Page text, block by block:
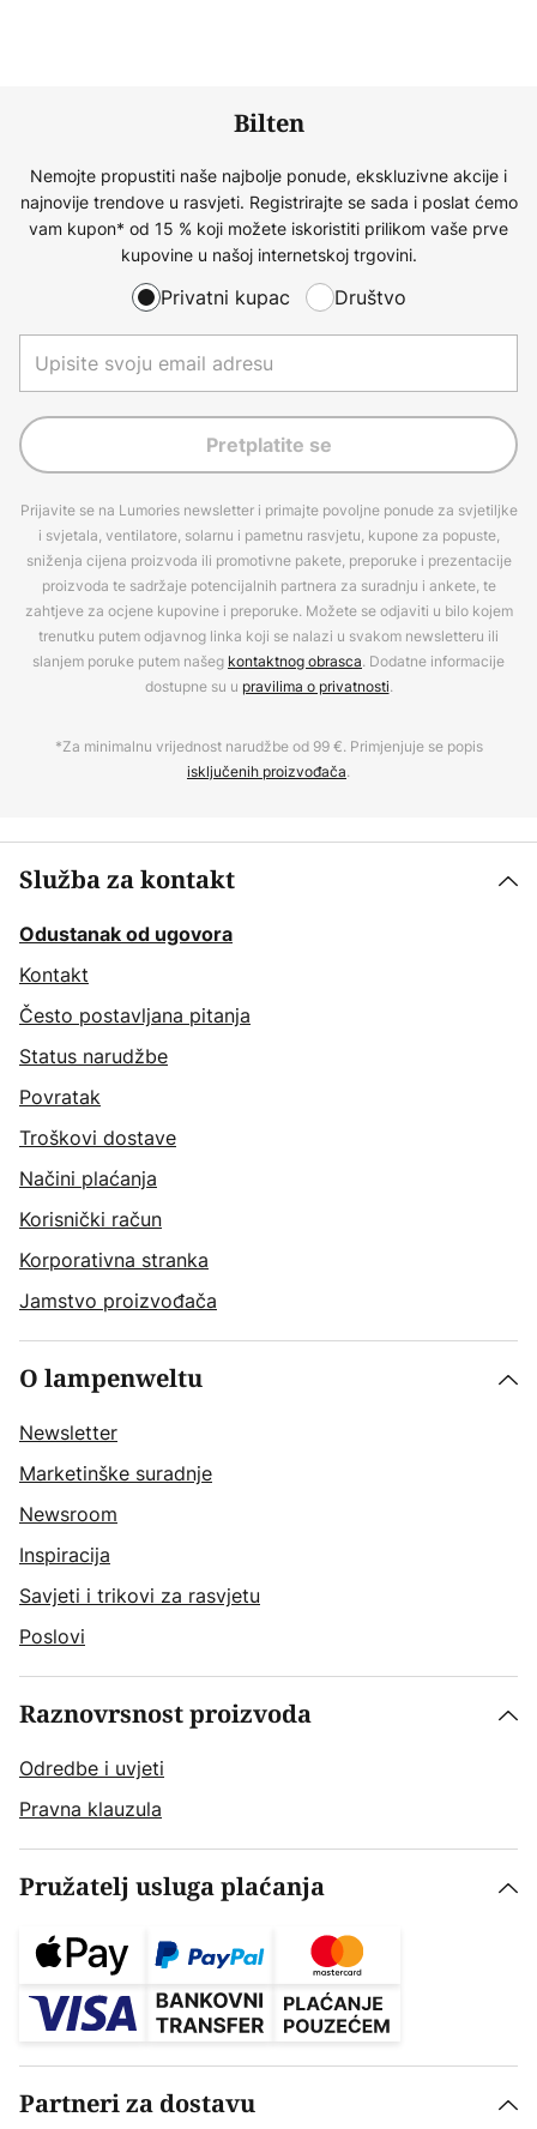
Bilten
Nemojte propustiti naše najbolje ponude, ekskluzivne akcije i
najnovije trendove u rasvjeti. Registrirajte se sada i poslat ćemo
vam kupon* od 15 % koji možete iskoristiti prilikom vaše prve
kupovine u našoj internetskoj trgovini.
Privatni kupac Društvo
Pretplatite se
Prijavite se na Lumories newsletter i primajte povoljne ponude za svjetiljke
i svjetala, ventilatore, solarnu i pametnu rasvjetu, kupone za popuste,
sniženja cijena proizvoda ili promotivne pakete, preporuke i prezentacije
proizvoda te sadržaje potencijalnih partnera za suradnju i ankete, te
zahtjeve za ocjene kupovine i preporuke. Možete se odjaviti u bilo kojem
trenutku putem odjavnog linka koji se nalazi u svakom newsletteru ili
slanjem poruke putem našeg kontaktnog obrasca. Dodatne informacije
dostupne su u pravilima o privatnosti.
*Za minimalnu vrijednost narudžbe od 99 €. Primjenjuje se popis
isključenih proizvođača.
Služba za kontakt
Odustanak od ugovora
Kontakt
Često postavljana pitanja
Status narudžbe
Povratak
Troškovi dostave
Načini plaćanja
Korisnički račun
Korporativna stranka
Jamstvo proizvođača
O lampenweltu
Newsletter
Marketinške suradnje
Newsroom
Inspiracija
Savjeti i trikovi za rasvjetu
Poslovi
Raznovrsnost proizvoda
Odredbe i uvjeti
Pravna klauzula
Pružatelj usluga plaćanja
Partneri za dostavu